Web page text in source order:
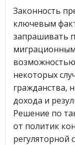
Законность
ключевым
запрашивать
некоторых
гражданства,
дохода и
Решение по
от политик
регуляторной